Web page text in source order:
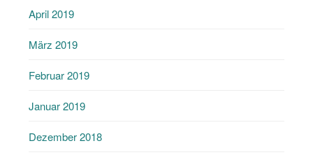
April 2019
März 2019
Februar 2019
Januar 2019
Dezember 2018